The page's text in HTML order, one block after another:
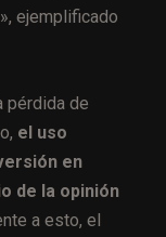
ejemplificado
pérdida de
el uso
en
de la opinión
a esto, el